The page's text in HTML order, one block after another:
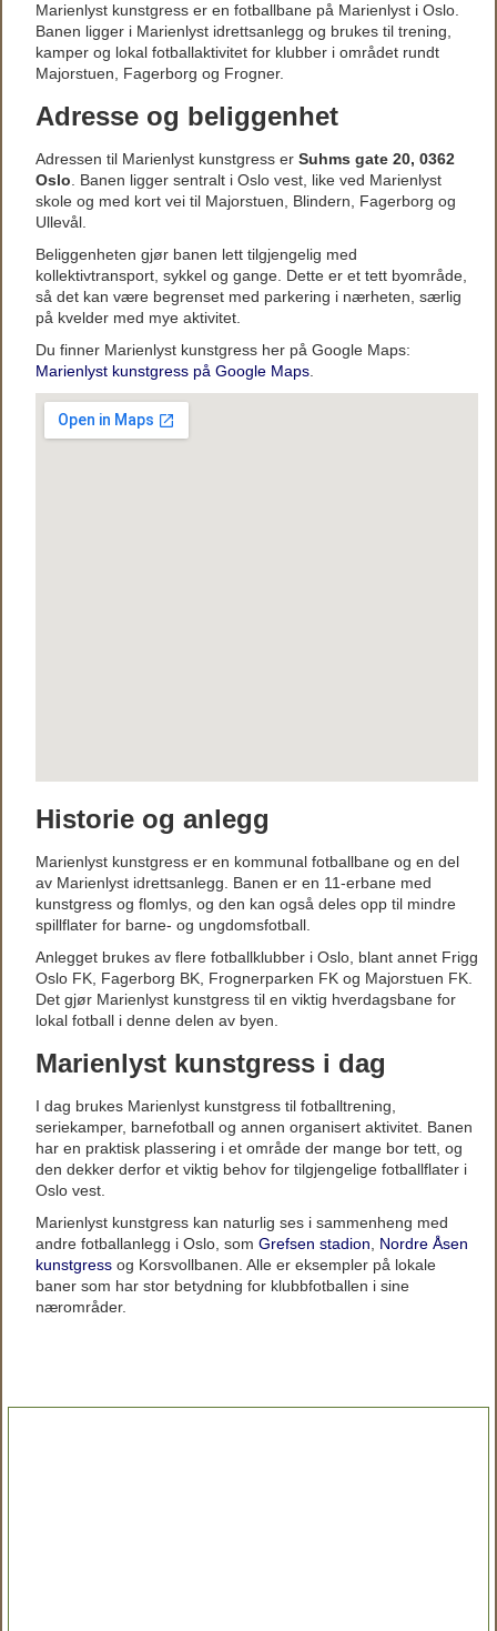
Marienlyst kunstgress er en fotballbane på Marienlyst i Oslo.
Banen ligger i Marienlyst idrettsanlegg og brukes til trening,
kamper og lokal fotballaktivitet for klubber i området rundt
Majorstuen, Fagerborg og Frogner.
Adresse og beliggenhet
Adressen til Marienlyst kunstgress er Suhms gate 20, 0362
Oslo . Banen ligger sentralt i Oslo vest, like ved Marienlyst
skole og med kort vei til Majorstuen, Blindern, Fagerborg og
Ullevål.
Beliggenheten gjør banen lett tilgjengelig med
kollektivtransport, sykkel og gange. Dette er et tett byområde,
så det kan være begrenset med parkering i nærheten, særlig
på kvelder med mye aktivitet.
Du finner Marienlyst kunstgress her på Google Maps:
Marienlyst kunstgress på Google Maps
Historie og anlegg
Marienlyst kunstgress er en kommunal fotballbane og en del
av Marienlyst idrettsanlegg. Banen er en 11-erbane med
kunstgress og flomlys, og den kan også deles opp til mindre
spillflater for barne- og ungdomsfotball.
Anlegget brukes av flere fotballklubber i Oslo, blant annet Frigg
Oslo FK, Fagerborg BK, Frognerparken FK og Majorstuen FK.
Det gjør Marienlyst kunstgress til en viktig hverdagsbane for
lokal fotball i denne delen av byen.
Marienlyst kunstgress i dag
I dag brukes Marienlyst kunstgress til fotballtrening,
seriekamper, barnefotball og annen organisert aktivitet. Banen
har en praktisk plassering i et område der mange bor tett, og
den dekker derfor et viktig behov for tilgjengelige fotballflater i
Oslo vest.
Marienlyst kunstgress kan naturlig ses i sammenheng med
andre fotballanlegg i Oslo, som Grefsen stadion
Nordre Åsen
kunstgress og Korsvollbanen. Alle er eksempler på lokale
baner som har stor betydning for klubbfotballen i sine
nærområder.